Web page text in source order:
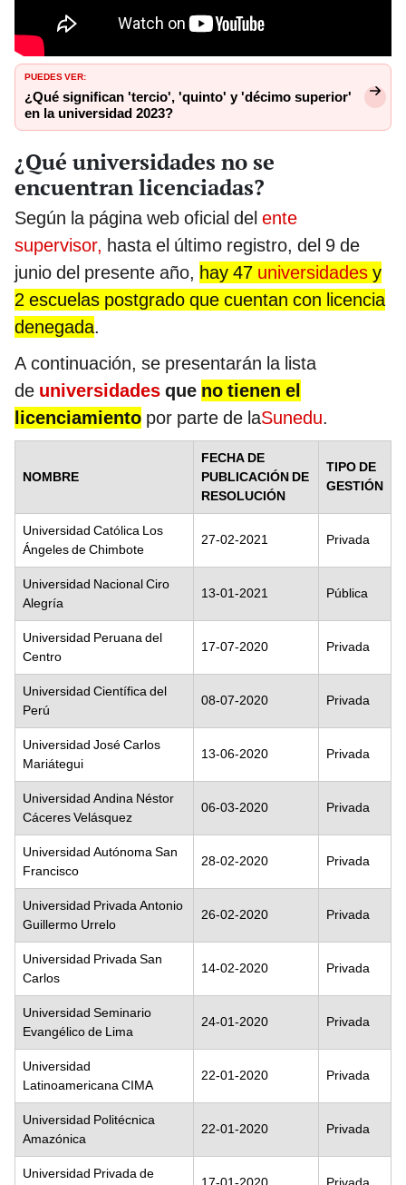
PUEDES VER:
¿Qué significan 'tercio', 'quinto' y 'décimo superior'
en la universidad 2023?
¿Qué universidades no se
encuentran licenciadas?
Según la página web oficial del ente
supervisor, hasta el último registro, del 9 de
junio del presente año, hay 47 universidades y
2 escuelas postgrado que cuentan con licencia
denegada.
A continuación, se presentarán la lista
de universidades que no tienen el
licenciamiento por parte de laSunedu.
NOMBRE
FECHA DE
PUBLICACIÓN DE
RESOLUCIÓN
TIPO DE
GESTIÓN
Universidad Católica Los
Ángeles de Chimbote
27-02-2021 Privada
Universidad Nacional Ciro
Alegría
13-01-2021 Pública
Universidad Peruana del
Centro
17-07-2020 Privada
Universidad Científica del
Perú
08-07-2020 Privada
Universidad José Carlos
Mariátegui
13-06-2020 Privada
Universidad Andina Néstor
Cáceres Velásquez
06-03-2020 Privada
Universidad Autónoma San
Francisco
28-02-2020 Privada
Universidad Privada Antonio
Guillermo Urrelo
26-02-2020 Privada
Universidad Privada San
Carlos
14-02-2020 Privada
Universidad Seminario
Evangélico de Lima
24-01-2020 Privada
Universidad
Latinoamericana CIMA
22-01-2020 Privada
Universidad Politécnica
Amazónica
22-01-2020 Privada
Universidad Privada de
17-01-2020 Privada